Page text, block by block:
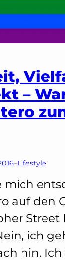
–
–
–Lifestyle
mich
auf den
Street
ich
hin.